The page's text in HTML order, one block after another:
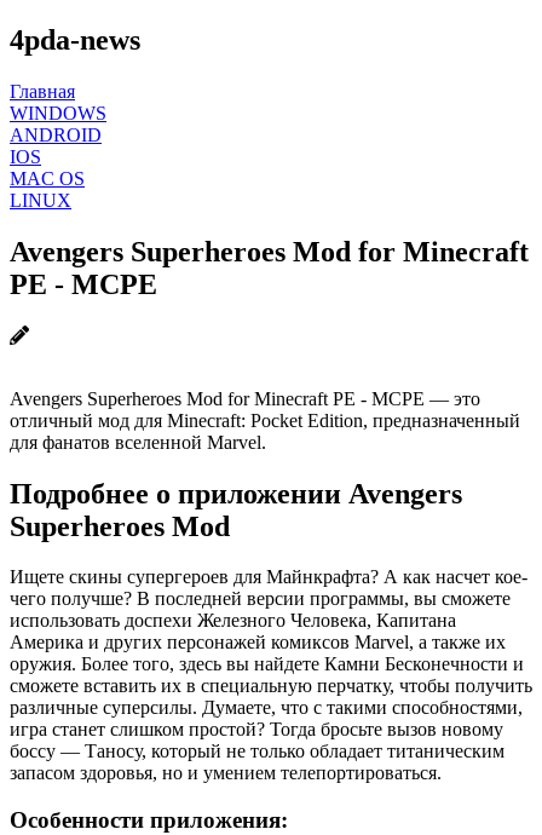
4pda-news
Главная
WINDOWS
ANDROID
IOS
MAC OS
LINUX
Avengers Superheroes Mod for Minecraft
PE - MCPE
Avengers Superheroes Mod for Minecraft PE - MCPE — это
отличный мод для Minecraft: Pocket Edition, предназначенный
для фанатов вселенной Marvel.
Подробнее о приложении Avengers
Superheroes Mod
Ищете скины супергероев для Майнкрафта? А как насчет кое-
чего получше? В последней версии программы, вы сможете
использовать доспехи Железного Человека, Капитана
Америка и других персонажей комиксов Marvel, а также их
оружия. Более того, здесь вы найдете Камни Бесконечности и
сможете вставить их в специальную перчатку, чтобы получить
различные суперсилы. Думаете, что с такими способностями,
игра станет слишком простой? Тогда бросьте вызов новому
боссу — Таносу, который не только обладает титаническим
запасом здоровья, но и умением телепортироваться.
Особенности приложения: